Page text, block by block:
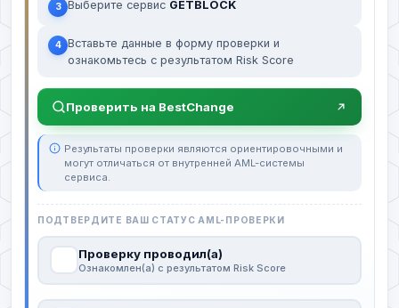
3 Выберите сервис GETBLOCK
4 Вставьте данные в форму проверки и
ознакомьтесь с результатом Risk Score
Проверить на BestChange
Результаты проверки являются ориентировочными и
могут отличаться от внутренней AML-системы
сервиса.
ПОДТВЕРДИТЕ ВАШ СТАТУС AML-ПРОВЕРКИ
Проверку проводил(а)
Ознакомлен(а) с результатом Risk Score